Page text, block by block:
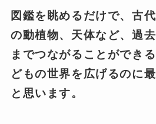
図鑑を眺めるだけで、古
の動植物、天体など、過
までつながることができ
どもの世界を広げるのに
と思います。